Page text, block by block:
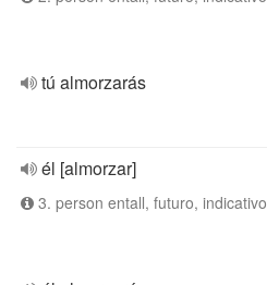
tú almorzarás
él [almorzar]
3. person entall, futuro, indicativo